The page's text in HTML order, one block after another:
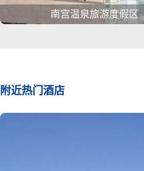
南宫温泉旅游度假区
附近热门酒店